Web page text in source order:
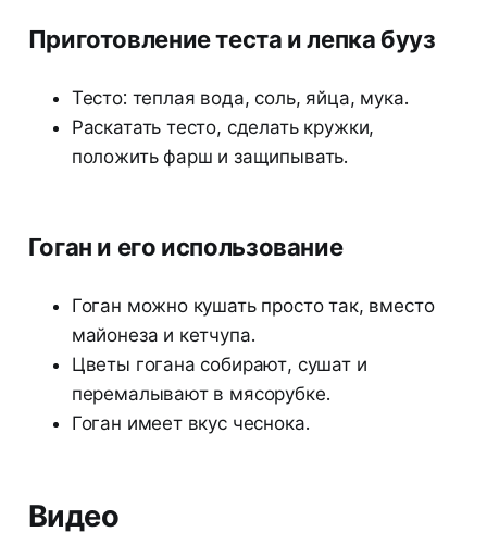
Приготовление теста и лепка бууз
Тесто: теплая вода, соль, яйца, мука.
Раскатать тесто, сделать кружки,
положить фарш и защипывать.
Гоган и его использование
Гоган можно кушать просто так, вместо
майонеза и кетчупа.
Цветы гогана собирают, сушат и
перемалывают в мясорубке.
Гоган имеет вкус чеснока.
Видео